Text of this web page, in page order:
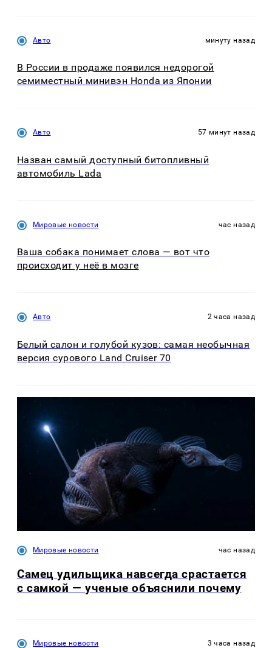
Авто минуту назад
В России в продаже появился недорогой
семиместный минивэн Honda из Японии
Авто 57 минут назад
Назван самый доступный битопливный
автомобиль Lada
Мировые новости час назад
Ваша собака понимает слова — вот что
происходит у неё в мозге
Авто 2 часа назад
Белый салон и голубой кузов: самая необычная
версия сурового Land Cruiser 70
Мировые новости час назад
Самец удильщика навсегда срастается
с самкой — ученые объяснили почему
Мировые новости 3 часа назад